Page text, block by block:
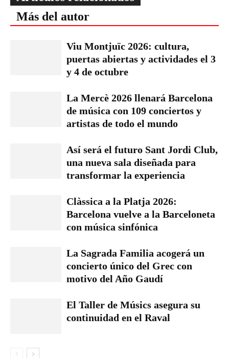
Más del autor
Viu Montjuïc 2026: cultura,
puertas abiertas y actividades el 3
y 4 de octubre
La Mercè 2026 llenará Barcelona
de música con 109 conciertos y
artistas de todo el mundo
Así será el futuro Sant Jordi Club,
una nueva sala diseñada para
transformar la experiencia
Clàssica a la Platja 2026:
Barcelona vuelve a la Barceloneta
con música sinfónica
La Sagrada Familia acogerá un
concierto único del Grec con
motivo del Año Gaudí
El Taller de Músics asegura su
continuidad en el Raval